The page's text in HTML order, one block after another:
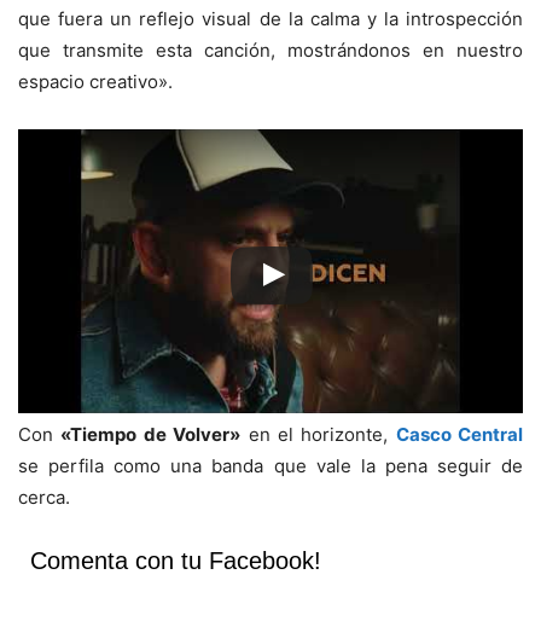
que fuera un reflejo visual de la calma y la introspección
que transmite esta canción, mostrándonos en nuestro
espacio creativo».
Con «Tiempo de Volver» en el horizonte, Casco Central
se perfila como una banda que vale la pena seguir de
cerca.
Comenta con tu Facebook!